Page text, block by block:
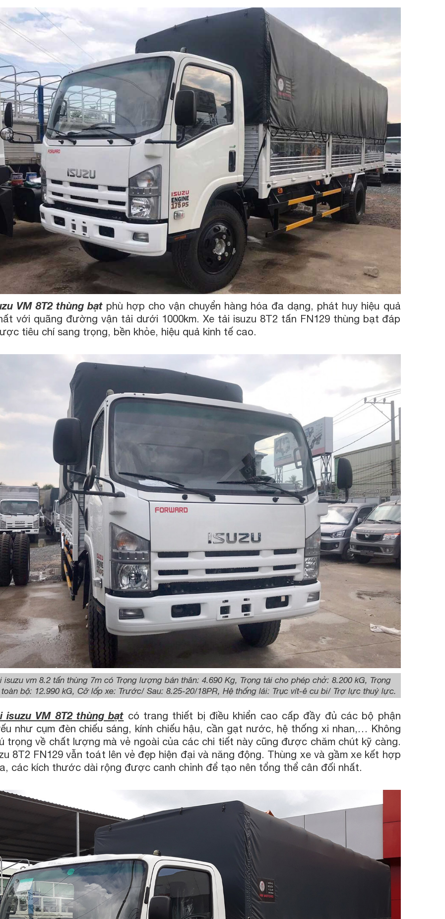
VM 8T2 thùng bạtphù hợp cho vận chuyển hàng hóa đa dạng, phát huy hiệu quả
với quãng đường vận tải dưới 1000km. Xe tải isuzu 8T2 tấn FN129 thùng bạt đáp
tiêu chí sang trọng, bền khỏe, hiệu quả kinh tế cao.
isuzu vm 8.2 tấn thùng 7m có Trọng lượng bản thân: 4.690 Kg, Trọng tải cho phép chở: 8.200 kG, Trọng
bộ: 12.990 kG, Cỡ lốp xe: Trước/ Sau: 8.25-20/18PR, Hệ thống lái: Trục vít-ê cu bi/ Trợ lực thuỷ lực.
isuzu VM 8T2 thùng bạt có trang thiết bị điều khiển cao cấp đầy đủ các bộ phận
như cụm đèn chiếu sáng, kính chiếu hậu, cần gạt nước, hệ thống xi nhan,… Không
trọng về chất lượng mà vẻ ngoài của các chi tiết này cũng được chăm chút kỹ càng.
8T2 FN129 vẫn toát lên vẻ đẹp hiện đại và năng động. Thùng xe và gầm xe kết hợp
các kích thước dài rộng được canh chỉnh để tạo nên tổng thể cân đối nhất.